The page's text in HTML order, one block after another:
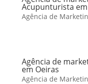
Acupunturista
Agência de
Agência de
em Oeiras
Agência de